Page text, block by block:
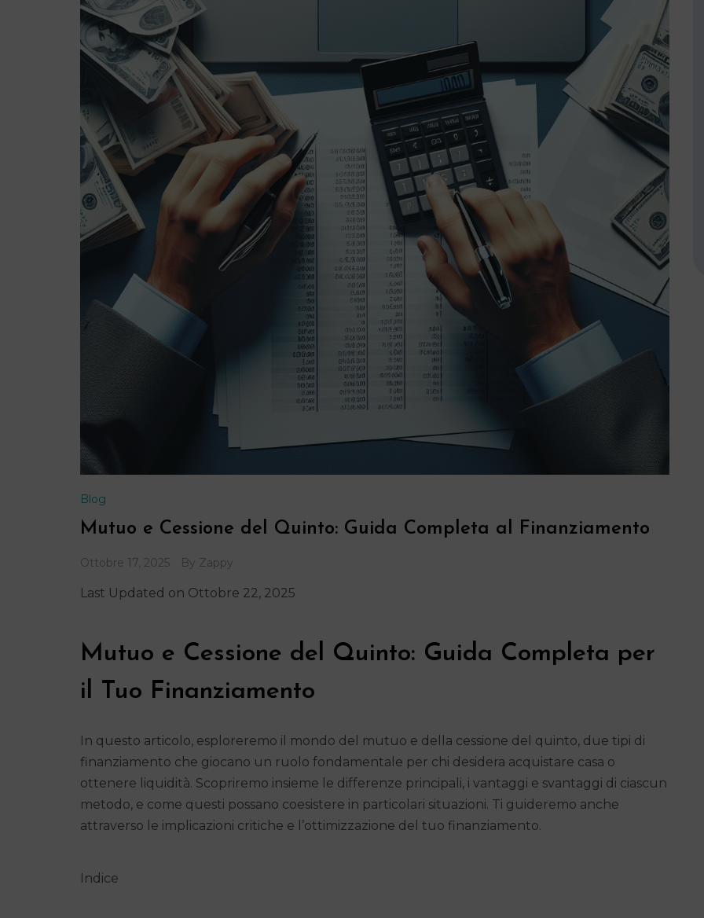
Blog
Mutuo e Cessione del Quinto: Guida Completa al Finanziamento
Ottobre 17, 2025 By Zappy
Last Updated on Ottobre 22, 2025
Mutuo e Cessione del Quinto: Guida Completa per
il Tuo Finanziamento
In questo articolo, esploreremo il mondo del mutuo e della cessione del quinto, due tipi di
finanziamento che giocano un ruolo fondamentale per chi desidera acquistare casa o
ottenere liquidità. Scopriremo insieme le differenze principali, i vantaggi e svantaggi di ciascun
metodo, e come questi possano coesistere in particolari situazioni. Ti guideremo anche
attraverso le implicazioni critiche e l’ottimizzazione del tuo finanziamento.
Indice